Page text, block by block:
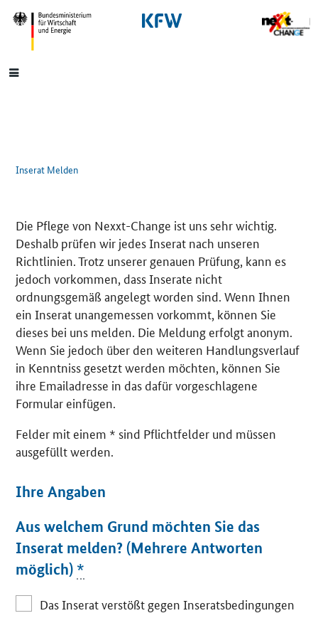
SrOnlyNavigation
Hauptmenü
Inserat Melden
Die Pflege von Nexxt-Change ist uns sehr wichtig.
Deshalb prüfen wir jedes Inserat nach unseren
Richtlinien. Trotz unserer genauen Prüfung, kann es
jedoch vorkommen, dass Inserate nicht
ordnungsgemäß angelegt worden sind. Wenn Ihnen
ein Inserat unangemessen vorkommt, können Sie
dieses bei uns melden. Die Meldung erfolgt anonym.
Wenn Sie jedoch über den weiteren Handlungsverlauf
in Kenntniss gesetzt werden möchten, können Sie
ihre Emailadresse in das dafür vorgeschlagene
Formular einfügen.
Felder mit einem * sind Pflichtfelder und müssen
ausgefüllt werden.
Ihre Angaben
Aus welchem Grund möchten Sie das
Inserat melden? (Mehrere Antworten
möglich) *
Das Inserat verstößt gegen Inseratsbedingungen